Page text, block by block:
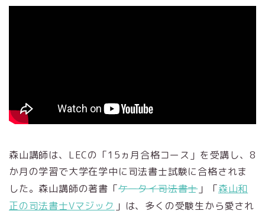
森山講師は、LECの「15ヵ月合格コース」を受講し、8
か月の学習で大学在学中に司法書士試験に合格されま
した。森山講師の著書「ケータイ司法書士 」「森山和
正の司法書士Vマジック 」は、多くの受験生から愛され